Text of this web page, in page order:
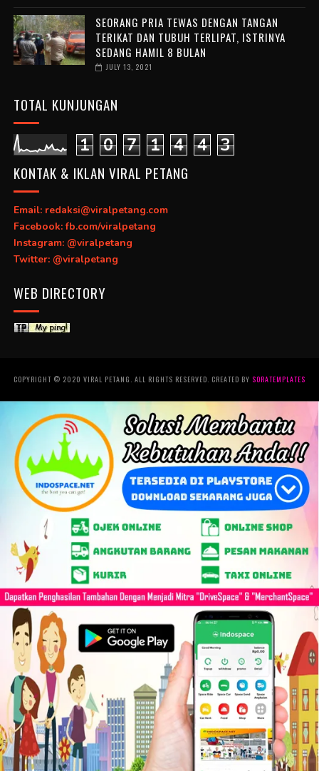
SEORANG PRIA TEWAS DENGAN TANGAN
TERIKAT DAN TUBUH TERLIPAT, ISTRINYA
SEDANG HAMIL 8 BULAN
JULY 13, 2021
TOTAL KUNJUNGAN
1 0 7 1 4 4 3
KONTAK & IKLAN VIRAL PETANG
Email: redaksi@viralpetang.com
Facebook: fb.com/viralpetang
Instagram: @viralpetang
Twitter: @viralpetang
WEB DIRECTORY
COPYRIGHT © 2020 VIRAL PETANG. ALL RIGHTS RESERVED. CREATED BY SORATEMPLATES